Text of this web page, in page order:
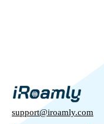
support@iroamly.com